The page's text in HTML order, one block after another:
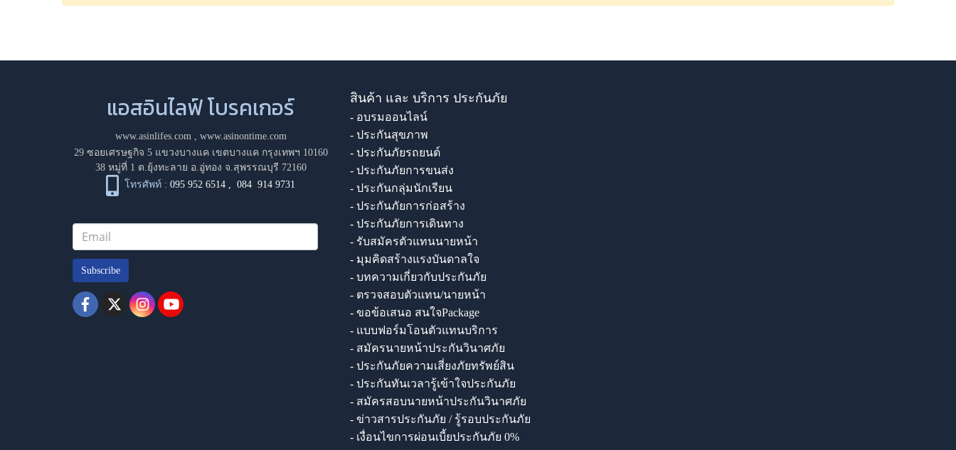
แอสอินไลฟ์ โบรคเกอร์
www.asinlifes.com, www.asinontime.com
29 ซอยเศรษฐกิจ 5 แขวงบางแค เขตบางแค กรุงเทพฯ 10160
38 หมู่ที่ 1 ต.ยุ้งทะลาย อ.อู่ทอง จ.สุพรรณบุรี 72160
โทรศัพท์ : 095 952 6514 ,084 914 9731
Subscribe
สินค้า และ บริการ ประกันภัย
- อบรมออนไลน์
- ประกันสุขภาพ
- ประกันภัยรถยนต์
- ประกันภัยการขนส่ง
- ประกันกลุ่มนักเรียน
- ประกันภัยการก่อสร้าง
- ประกันภัยการเดินทาง
- รับสมัครตัวแทนนายหน้า
- มุมคิดสร้างแรงบันดาลใจ
- บทความเกี่ยวกับประกันภัย
- ตรวจสอบตัวแทน/นายหน้า
- ขอข้อเสนอ สนใจPackage
- แบบฟอร์มโอนตัวแทนบริการ
- สมัครนายหน้าประกันวินาศภัย
- ประกันภัยความเสี่ยงภัยทรัพย์สิน
- ประกันทันเวลารู้เข้าใจประกันภัย
- สมัครสอบนายหน้าประกันวินาศภัย
- ข่าวสารประกันภัย / รู้รอบประกันภัย
- เงื่อนไขการผ่อนเบี้ยประกันภัย 0%